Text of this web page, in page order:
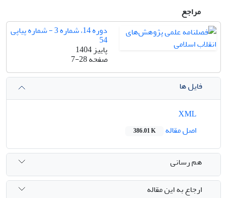
مراجع
دوره 14، شماره 3 - شماره پیاپی
54
پاییز 1404
صفحه7-28
فایل ها
اصل مقاله
386.01 K
هم رسانی
ارجاع به این مقاله